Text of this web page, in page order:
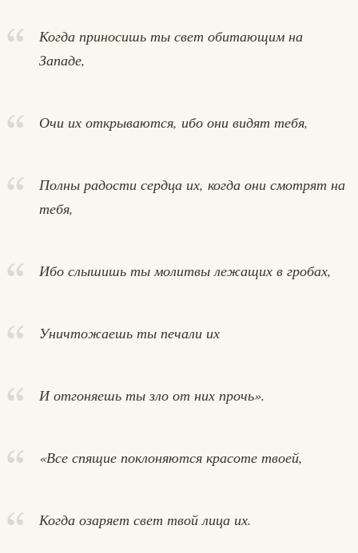
Когда приносишь ты свет обитающим на
Западе,
Очи их открываются, ибо они видят тебя,
Полны радости сердца их, когда они смотрят на
тебя,
Ибо слышишь ты молитвы лежащих в гробах,
Уничтожаешь ты печали их
И отгоняешь ты зло от них прочь».
«Все спящие поклоняются красоте твоей,
Когда озаряет свет твой лица их.